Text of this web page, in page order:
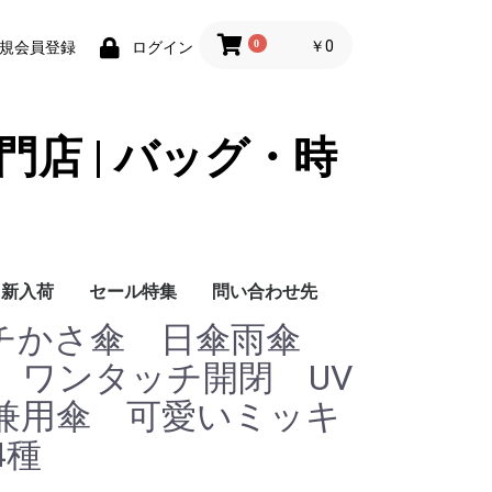
会員登録 ログイン 0 ￥0
店 | バッグ・時
新入荷 セール特集 問い合わせ先
問い合わせ先
かさ傘 日傘雨傘
ワンタッチ開閉 UV
用傘 可愛いミッキ